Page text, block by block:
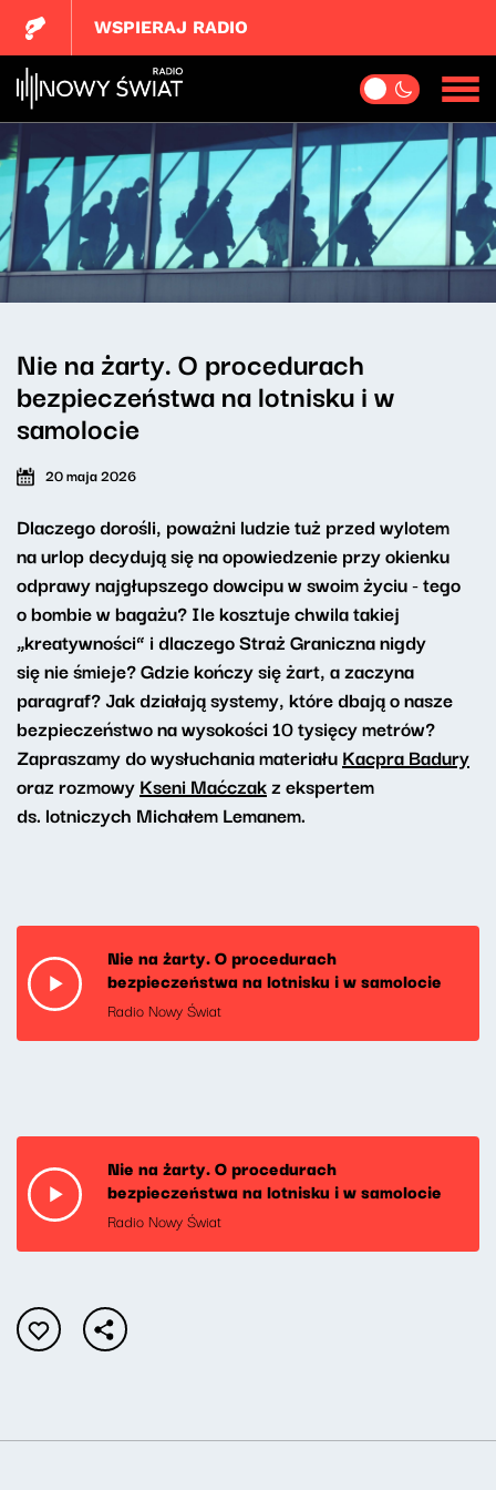
WSPIERAJ RADIO
Nie na żarty. O procedurach
bezpieczeństwa na lotnisku i w
samolocie
20 maja 2026
Dlaczego dorośli, poważni ludzie tuż przed wylotem
na urlop decydują się na opowiedzenie przy okienku
odprawy najgłupszego dowcipu w swoim życiu - tego
o bombie w bagażu? Ile kosztuje chwila takiej
„kreatywności” i dlaczego Straż Graniczna nigdy
się nie śmieje? Gdzie kończy się żart, a zaczyna
paragraf? Jak działają systemy, które dbają o nasze
bezpieczeństwo na wysokości 10 tysięcy metrów?
Zapraszamy do wysłuchania materiałuKacpra Badury
oraz rozmowyKseni Maćczakz ekspertem
ds. lotniczych Michałem Lemanem.
Nie na żarty. O procedurach
bezpieczeństwa na lotnisku i w samolocie
Radio Nowy Świat
Nie na żarty. O procedurach
bezpieczeństwa na lotnisku i w samolocie
Radio Nowy Świat